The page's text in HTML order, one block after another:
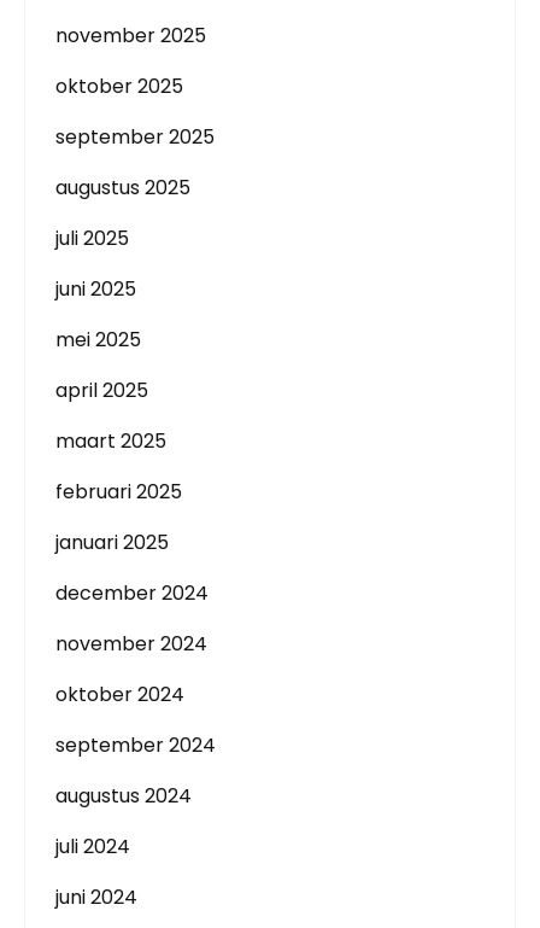
november 2025
oktober 2025
september 2025
augustus 2025
juli 2025
juni 2025
mei 2025
april 2025
maart 2025
februari 2025
januari 2025
december 2024
november 2024
oktober 2024
september 2024
augustus 2024
juli 2024
juni 2024